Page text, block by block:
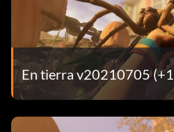
En tierra v20210705